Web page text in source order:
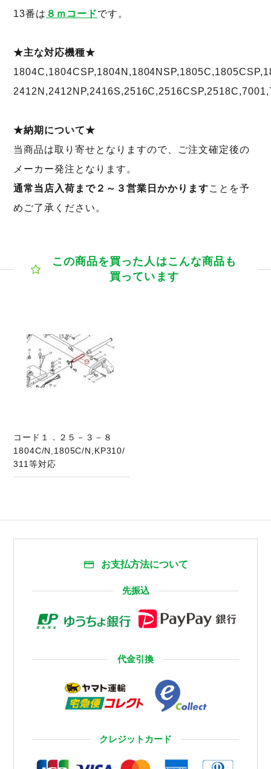
13番は ８ｍコードです。
★主な対応機種★
★納期について★
当商品は取り寄せとなりますので、ご注文確定後の
メーカー発注となります。
通常当店入荷まで２～３営業日かかりますことを予
めご了承ください。
この商品を買った人はこんな商品も
買っています
コード１．２５－３－８
1804C/N,1805C/N,KP310/
311等対応
お支払方法について
先振込
代金引換
クレジットカード